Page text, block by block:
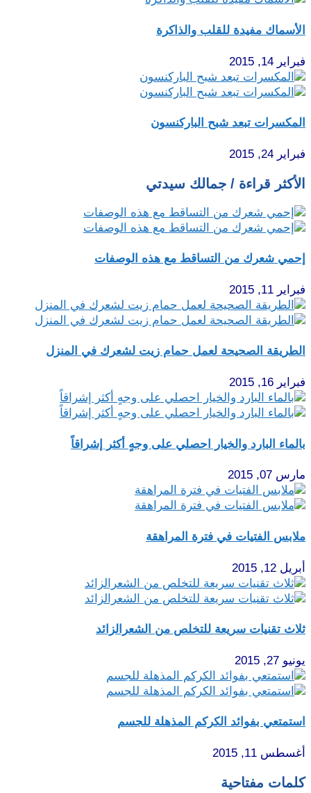
الأسماك مفيدة للقلب والذاكرة
فبراير 14, 2015
المكسرات تبعد شبح الباركنسون
فبراير 24, 2015
الأكثر قراءة / جمالك سيدتي
إحمي شعرك من التساقط مع هذه الوصفات
فبراير 11, 2015
الطريقة الصحيحة لعمل حمام زيت لشعرك في المنزل
فبراير 16, 2015
بالماء البارد والخيار احصلي على وجهٍ أكثر إشراقاً
مارس 07, 2015
ملابس الفتيات في فترة المراهقة
أبريل 12, 2015
ثلاث تقنيات سريعة للتخلص من الشعرالزائد
يونيو 27, 2015
استمتعي بفوائد الكركم المذهلة للجسم
أغسطس 11, 2015
كلمات مفتاحية